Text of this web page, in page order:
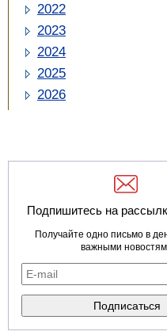
2022
2023
2024
2025
2026
Подпишитесь на
Получайте одно письмо в
важными